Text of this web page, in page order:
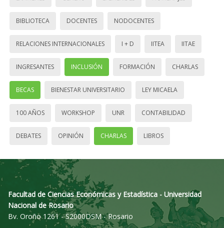
BIBLIOTECA DOCENTES NODOCENTES
RELACIONES INTERNACIONALES I + D IITEA IITAE
INGRESANTES INCLUSIÓN FORMACIÓN CHARLAS
BECAS BIENESTAR UNIVERSITARIO LEY MICAELA
100 AÑOS WORKSHOP UNR CONTABILIDAD
DEBATES OPINIÓN CHARLAS LIBROS
Facultad de Ciencias Económicas y Estadística - Universidad
Nacional de Rosario
Bv. Oroño 1261 - S2000DSM - Rosario